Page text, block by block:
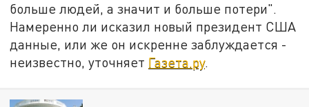
больше людей, а значит и больше потери".
Намеренно ли исказил новый президент США
данные, или же он искренне заблуждается -
неизвестно, уточняет Газета.ру.